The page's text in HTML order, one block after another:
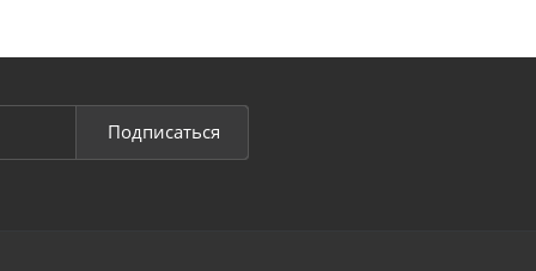
Подписаться